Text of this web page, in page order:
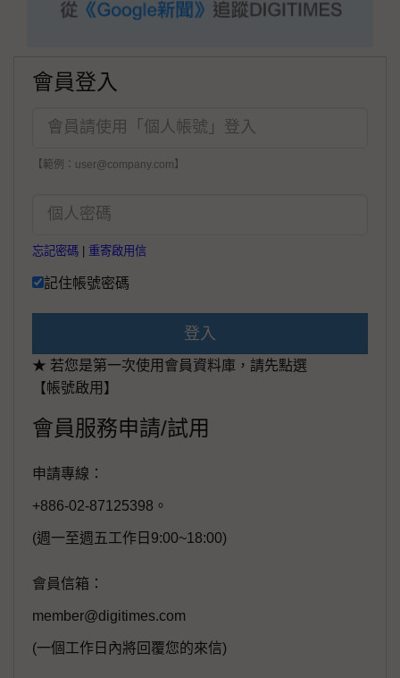
會員登入
【範例：user@company.com】
忘記密碼 重寄啟用信
記住帳號密碼
登入
★ 若您是第一次使用會員資料庫，請先點選
【帳號啟用】
會員服務申請/試用
申請專線：
+886-02-87125398。
(週一至週五工作日9:00~18:00)
會員信箱：
member@digitimes.com
(一個工作日內將回覆您的來信)